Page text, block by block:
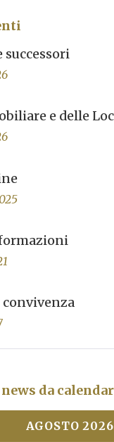
e delle
da
AGOSTO 2026